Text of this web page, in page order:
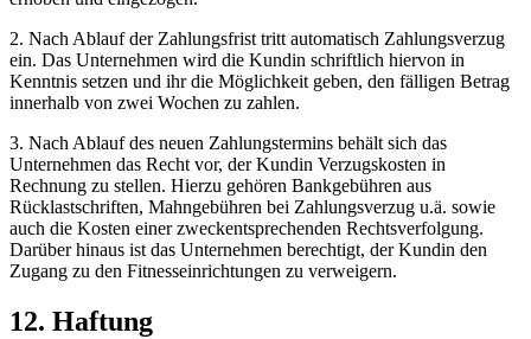
2. Nach Ablauf der Zahlungsfrist tritt automatisch Zahlungsverzug
ein. Das Unternehmen wird die Kundin schriftlich hiervon in
Kenntnis setzen und ihr die Möglichkeit geben, den fälligen Betrag
innerhalb von zwei Wochen zu zahlen.
3. Nach Ablauf des neuen Zahlungstermins behält sich das
Unternehmen das Recht vor, der Kundin Verzugskosten in
Rechnung zu stellen. Hierzu gehören Bankgebühren aus
Rücklastschriften, Mahngebühren bei Zahlungsverzug u.ä. sowie
auch die Kosten einer zweckentsprechenden Rechtsverfolgung.
Darüber hinaus ist das Unternehmen berechtigt, der Kundin den
Zugang zu den Fitnesseinrichtungen zu verweigern.
12. Haftung